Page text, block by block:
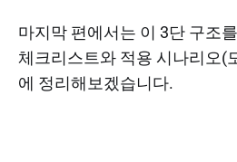
마지막 편에서는 이 3단 구조
체크리스트와 적용 시나리오(
에 정리해보겠습니다.